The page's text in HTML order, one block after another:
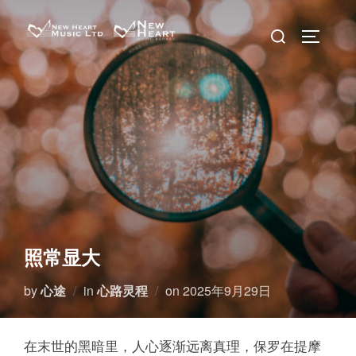
Skip
to
content
Search
for:
照常显大
by心途 in心路灵程 on Posted
on
2025年9月29日
在末世的黑暗里，人心逐渐远离真理，保罗在提摩